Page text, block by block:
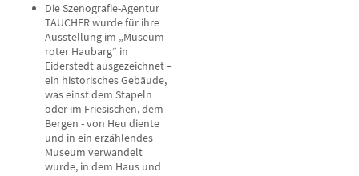
Die Szenografie-Agentur
TAUCHER wurde für ihre
Ausstellung im „Museum
roter Haubarg“ in
Eiderstedt ausgezeichnet –
ein historisches Gebäude,
was einst dem Stapeln
oder im Friesischen, dem
Bergen - von Heu diente
und in ein erzählendes
Museum verwandelt
wurde, in dem Haus und